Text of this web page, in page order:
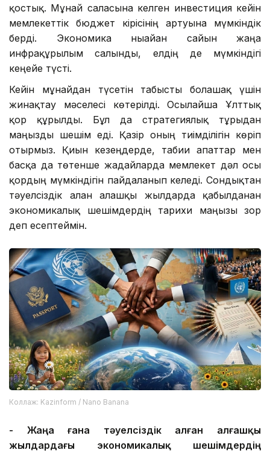
қостық. Мұнай саласына келген инвестиция кейін
мемлекеттік бюджет кірісінің артуына мүмкіндік
берді. Экономика нығайған сайын жаңа
инфрақұрылым салынды, елдің де мүмкіндігі
кеңейе түсті.
Кейін мұнайдан түсетін табысты болашақ үшін
жинақтау мәселесі көтерілді. Осылайша Ұлттық
қор құрылды. Бұл да стратегиялық тұрғыдан
маңызды шешім еді. Қазір оның тиімділігін көріп
отырмыз. Қиын кезеңдерде, табиғи апаттар мен
басқа да төтенше жағдайларда мемлекет дәл осы
қордың мүмкіндігін пайдаланып келеді. Сондықтан
тәуелсіздік алған алғашқы жылдарда қабылданған
экономикалық шешімдердің тарихи маңызы зор
деп есептеймін.
Коллаж: Kazinform / Nano Banana
- Жаңа ғана тәуелсіздікалған алғашқы
жылдардағы экономикалық шешімдердің